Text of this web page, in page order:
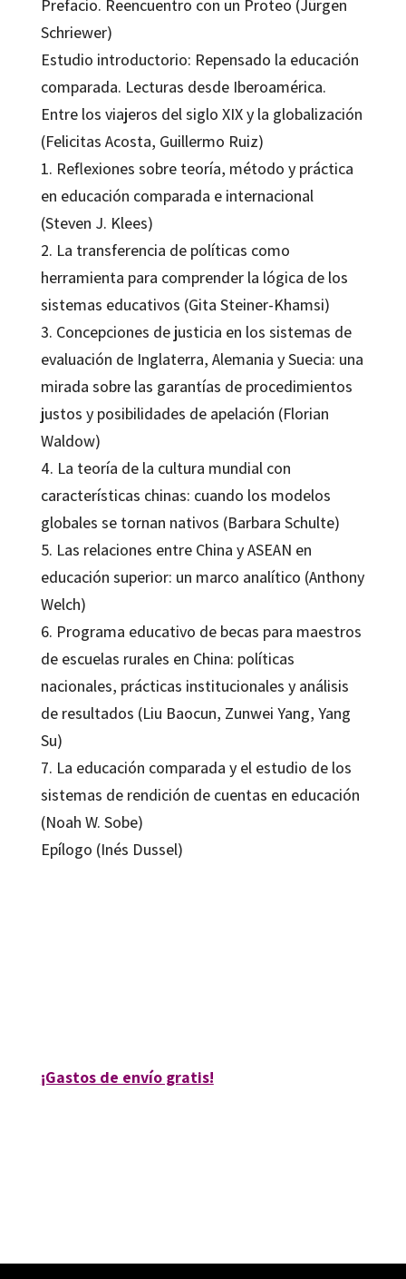
Prefacio. Reencuentro con un Proteo (Jürgen
Schriewer)
Estudio introductorio: Repensado la educación
comparada. Lecturas desde Iberoamérica.
Entre los viajeros del siglo XIX y la globalización
(Felicitas Acosta, Guillermo Ruiz)
1. Reflexiones sobre teoría, método y práctica
en educación comparada e internacional
(Steven J. Klees)
2. La transferencia de políticas como
herramienta para comprender la lógica de los
sistemas educativos (Gita Steiner-Khamsi)
3. Concepciones de justicia en los sistemas de
evaluación de Inglaterra, Alemania y Suecia: una
mirada sobre las garantías de procedimientos
justos y posibilidades de apelación (Florian
Waldow)
4. La teoría de la cultura mundial con
características chinas: cuando los modelos
globales se tornan nativos (Barbara Schulte)
5. Las relaciones entre China y ASEAN en
educación superior: un marco analítico (Anthony
Welch)
6. Programa educativo de becas para maestros
de escuelas rurales en China: políticas
nacionales, prácticas institucionales y análisis
de resultados (Liu Baocun, Zunwei Yang, Yang
Su)
7. La educación comparada y el estudio de los
sistemas de rendición de cuentas en educación
(Noah W. Sobe)
Epílogo (Inés Dussel)
¡Gastos de envío gratis!